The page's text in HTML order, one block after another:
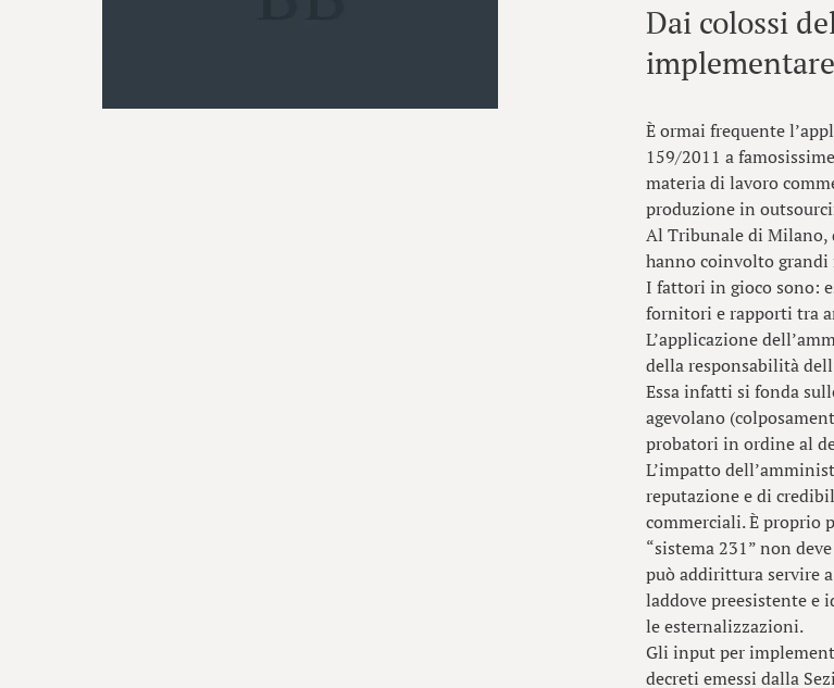
Dai colossi
È ormai frequente
159/2011 a
materia di lavoro
produzione in
Al Tribunale di Milano,
hanno coinvolto grandi
I fattori in gioco sono:
fornitori e rapporti tra
L’applicazione
della responsabilità
Essa infatti si fonda
agevolano
probatori in ordine al
L’impatto
reputazione e di
commerciali. È proprio
“sistema 231” non
può addirittura servire
laddove preesistente
le esternalizzazioni.
Gli input per
decreti emessi dalla